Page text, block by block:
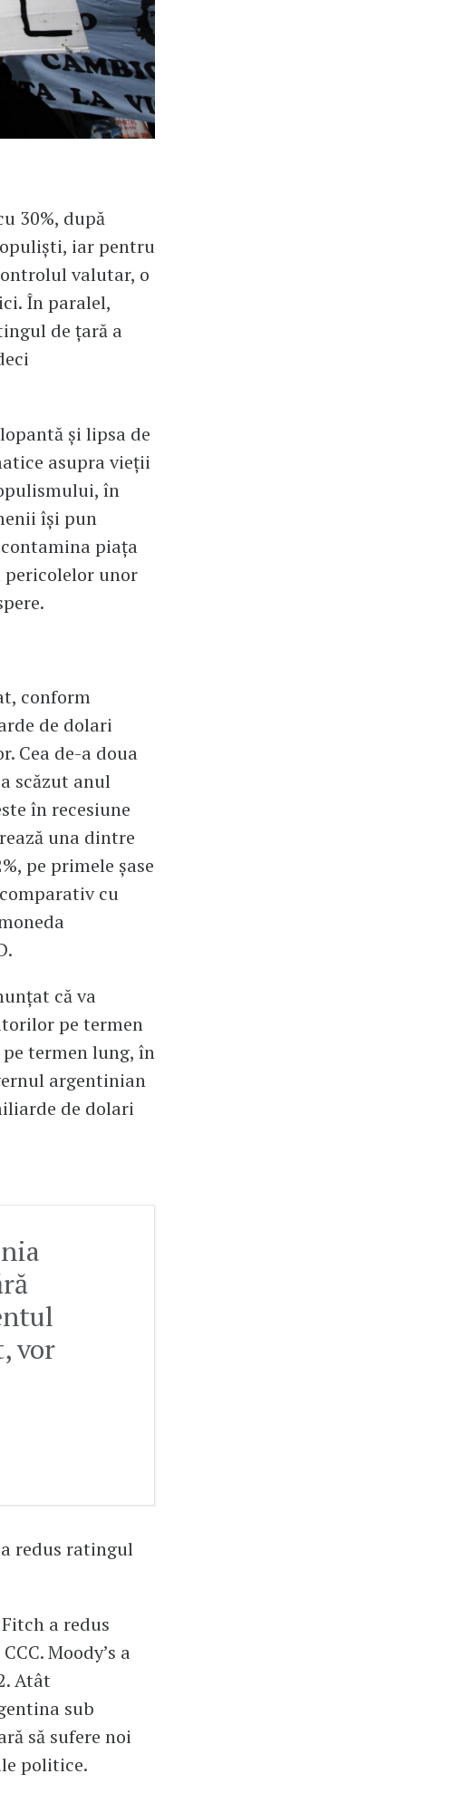
30%, după
iar pentru
valutar, o
În paralel,
de țară a
și lipsa de
asupra vieții
în
își pun
piața
unor
conform
de dolari
Cea de-a doua
scăzut anul
în recesiune
una dintre
pe primele șase
cu
că va
pe termen
termen lung, în
argentinian
de dolari
vor
redus ratingul
a redus
Moody’s a
Atât
sub
să sufere noi
politice.